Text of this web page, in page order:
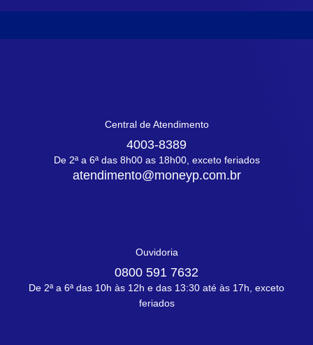
Central de Atendimento
4003-8389
De 2ª a 6ª das 8h00 as 18h00, exceto feriados
atendimento@moneyp.com.br
Ouvidoria
0800 591 7632
De 2ª a 6ª das 10h às 12h e das 13:30 até às 17h, exceto
feriados